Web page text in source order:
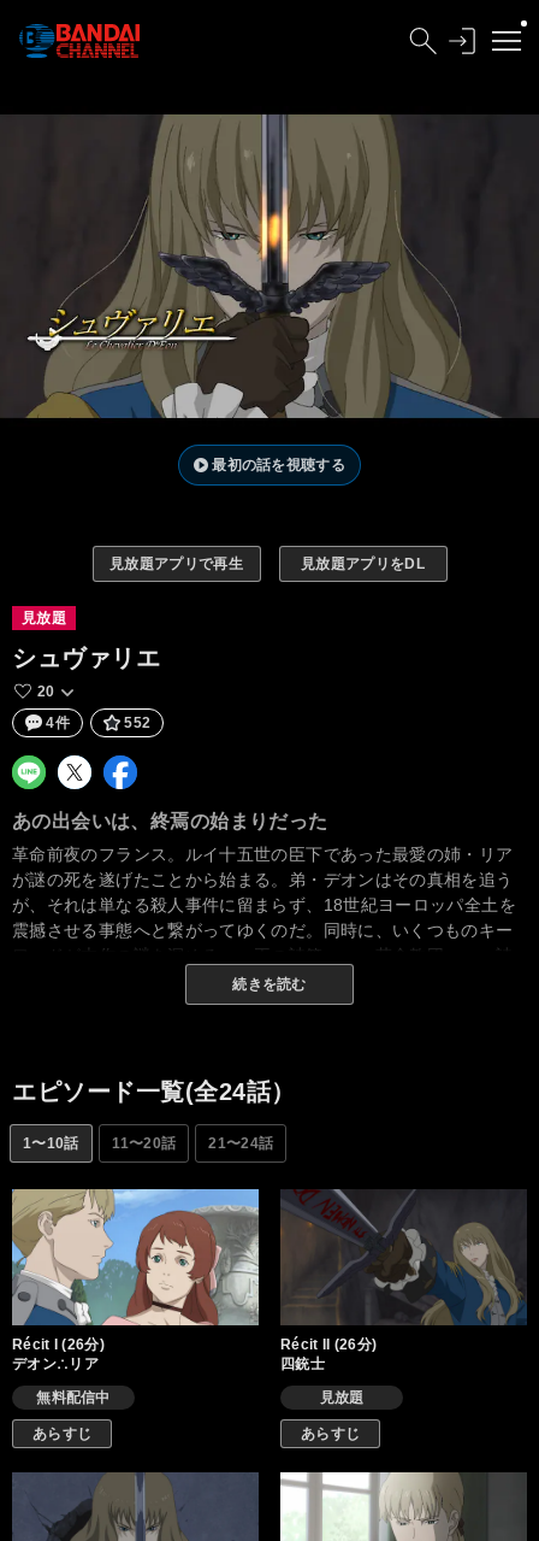
最初の話を視聴する
見放題アプリで再生 見放題アプリをDL
見放題
シュヴァリエ
20
4件
552
あの出会いは、終焉の始まりだった
革命前夜のフランス。ルイ十五世の臣下であった最愛の姉・リア
が謎の死を遂げたことから始まる。弟・デオンはその真相を追う
が、それは単なる殺人事件に留まらず、18世紀ヨーロッパ全土を
震撼させる事態へと繋がってゆくのだ。同時に、いくつものキー
ワードが本作の謎を深める。＜王の詩篇＞、＜革命教団＞、＜詩
人＞、＜ガーゴイル＞、＜四銃士＞、＜機密局＞、そして＜姉の
魂の行方＞……。一つの謎が新たな謎と連鎖しながら、やがて、
に駆け抜けるデオンが最後に掴むものとは？
続きを読む
エピソード一覧(全24話）
1〜10話 11〜20話 21〜24話
Récit I (26分)
デオン∴リア
無料配信中
あらすじ
Récit II (26分)
四銃士
見放題
あらすじ